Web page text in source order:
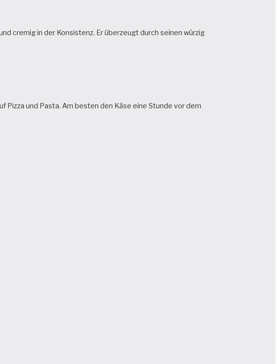
cremig in der Konsistenz. Er überzeugt durch seinen würzig
Pizza und Pasta. Am besten den Käse eine Stunde vor dem